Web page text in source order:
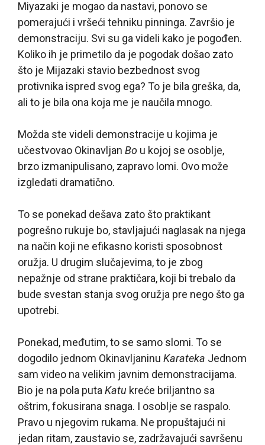
Miyazaki je mogao da nastavi, ponovo se
pomerajući i vršeći tehniku pinninga. Završio je
demonstraciju. Svi su ga videli kako je pogođen.
Koliko ih je primetilo da je pogodak došao zato
što je Mijazaki stavio bezbednost svog
protivnika ispred svog ega? To je bila greška, da,
ali to je bila ona koja me je naučila mnogo.
Možda ste videli demonstracije u kojima je
učestvovao Okinavljan Bo u kojoj se osoblje,
brzo izmanipulisano, zapravo lomi. Ovo može
izgledati dramatično.
To se ponekad dešava zato što praktikant
pogrešno rukuje bo, stavljajući naglasak na njega
na način koji ne efikasno koristi sposobnost
oružja. U drugim slučajevima, to je zbog
nepažnje od strane praktičara, koji bi trebalo da
bude svestan stanja svog oružja pre nego što ga
upotrebi.
Ponekad, međutim, to se samo slomi. To se
dogodilo jednom Okinavljaninu Karateka Jednom
sam video na velikim javnim demonstracijama.
Bio je na pola puta Katu kreće briljantno sa
oštrim, fokusirana snaga. I osoblje se raspalo.
Pravo u njegovim rukama. Ne propuštajući ni
jedan ritam, zaustavio se, zadržavajući savršenu